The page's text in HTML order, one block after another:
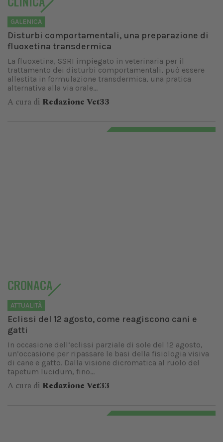
GALENICA
Disturbi comportamentali, una preparazione di
fluoxetina transdermica
La fluoxetina, SSRI impiegato in veterinaria per il
trattamento dei disturbi comportamentali, può essere
allestita in formulazione transdermica, una pratica
alternativa alla via orale...
A cura di Redazione Vet33
CRONACA
ATTUALITÀ
Eclissi del 12 agosto, come reagiscono cani e
gatti
In occasione dell’eclissi parziale di sole del 12 agosto,
un’occasione per ripassare le basi della fisiologia visiva
di cane e gatto. Dalla visione dicromatica al ruolo del
tapetum lucidum, fino...
A cura di Redazione Vet33